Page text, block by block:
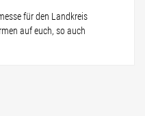
für den Landkreis
auf euch, so auch